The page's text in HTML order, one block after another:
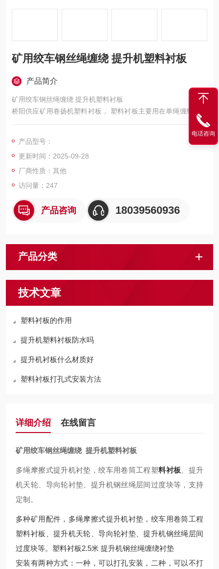
矿用绞车钢丝绳缠绕 提升机塑料衬板
产品简介
矿用绞车钢丝绳缠绕 提升机塑料衬板
桥阳供应矿用卷扬机塑料衬板， 塑料衬板主要用在单绳缠绕式矿
井提升机上。我公司生产的塑料衬板使用周期较长，应用范围较
广，模压成型后绳槽表面比较光滑，所以安装比较方便，钢丝绳
排列整齐基本不会出现咬绳、跳绳等现象，从而延长了钢丝绳的
使用周期。
产品型号：
更新时间：2025-09-28
厂商性质：其他
访问量：247
产品咨询 18039560936
产品分类
技术文章
塑料衬板的作用
提升机塑料衬板防水吗
提升机衬板什么材质好
塑料衬板打孔式安装方法
详细介绍 在线留言
矿用绞车钢丝绳缠绕 提升机塑料衬板
多绳摩擦式提升机衬垫，绞车用卷筒工程塑料衬板 、提升
机天轮、导向轮衬垫、提升机钢丝绳层间过度块等，支持
定制。
多种矿用配件，多绳摩擦式提升机衬垫，绞车用卷筒工程
塑料衬板、提升机天轮、导向轮衬垫、提升机钢丝绳层间
过度块等。塑料衬板2.5米 提升机钢丝绳缠绕衬垫
安装有两种方式：一种，可以打孔安装，二种，可以不打
电话咨询